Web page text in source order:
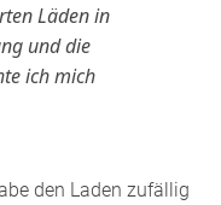
Läden in
und die
ich mich
den Laden zufällig